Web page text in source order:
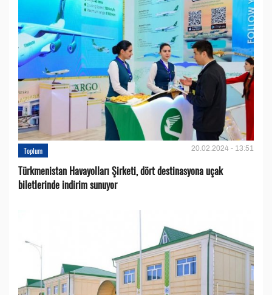
Toplum 20.02.2024 - 13:51
Türkmenistan Havayolları Şirketi, dört destinasyona uçak
biletlerinde indirim sunuyor